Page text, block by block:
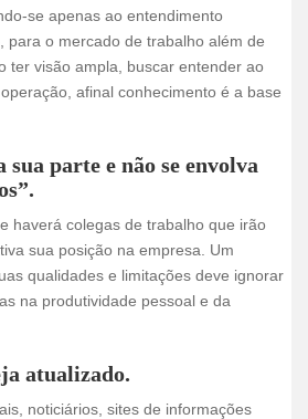
se apenas ao entendimento
para o mercado de trabalho além de
ter visão ampla, buscar entender ao
afinal conhecimento é a base
sua parte e não se envolva
haverá colegas de trabalho que irão
sua posição na empresa. Um
qualidades e limitações deve ignorar
na produtividade pessoal e da
atualizado.
noticiários, sites de informações